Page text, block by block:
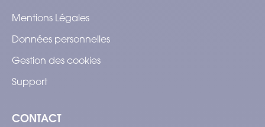
Mentions Légales
Données personnelles
Gestion des cookies
Support
CONTACT